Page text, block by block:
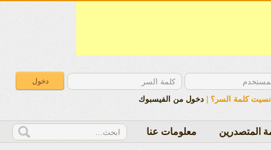
نسيت كلمة السر؟ دخول من الفيسبوك
المتصدرين معلومات عنا